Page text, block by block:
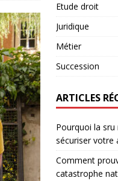
Etude droit
Juridique
Métier
Succession
ARTICLES
Pourquoi la
sécuriser votre
Comment
catastrophe